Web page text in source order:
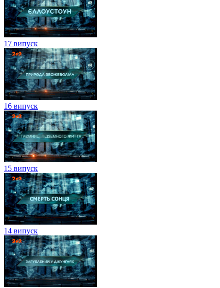
17 випуск
16 випуск
15 випуск
14 випуск